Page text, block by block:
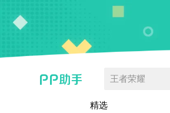
王者荣耀
精选